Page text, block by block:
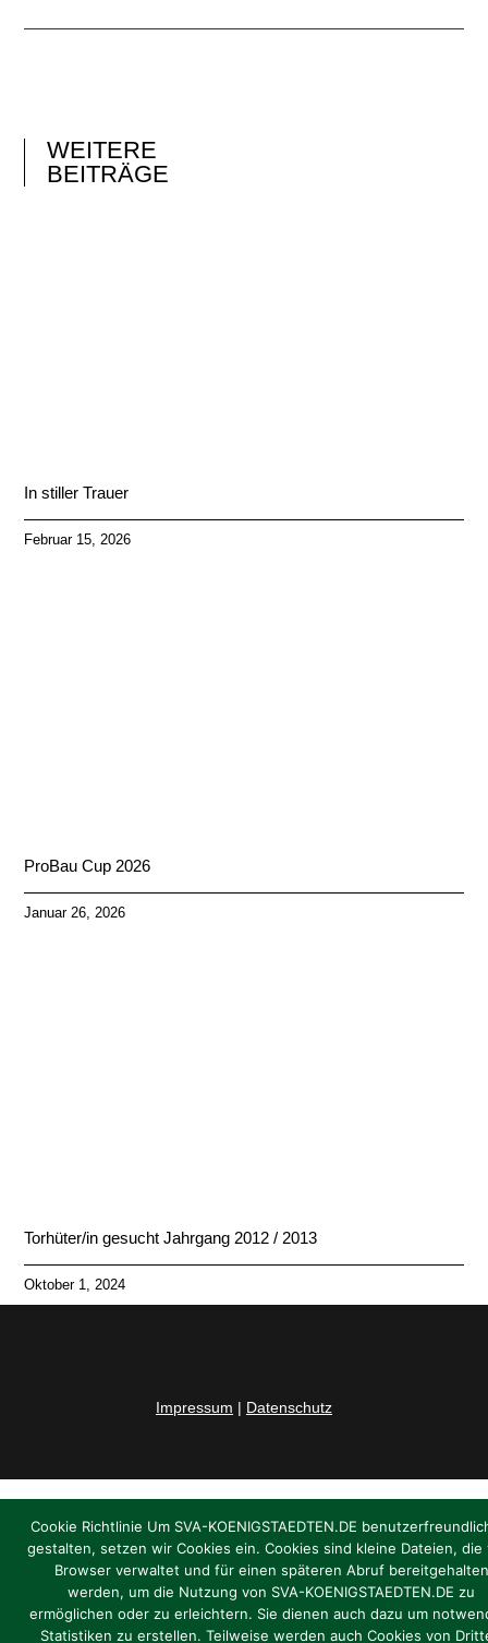
WEITERE
BEITRÄGE
In stiller Trauer
Februar 15, 2026
ProBau Cup 2026
Januar 26, 2026
Torhüter/in gesucht Jahrgang 2012 / 2013
Oktober 1, 2024
Impressum | Datenschutz
Cookie Richtlinie Um SVA-KOENIGSTAEDTEN.DE
gestalten, setzen wir Cookies ein. Cookies sind kleine Dateien, die
Browser verwaltet und für einen späteren Abruf bereitgehalten
werden, um die Nutzung von SVA-KOENIGSTAEDTEN.DE zu
ermöglichen oder zu erleichtern. Sie dienen auch dazu um
Statistiken zu erstellen. Teilweise werden auch Cookies von